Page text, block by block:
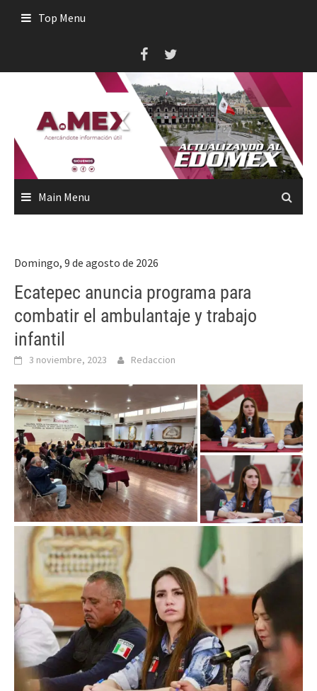
Top Menu
Main Menu
Domingo, 9 de agosto de 2026
Ecatepec anuncia programa para
combatir el ambulantaje y trabajo
infantil
3 noviembre, 2023 Redaccion